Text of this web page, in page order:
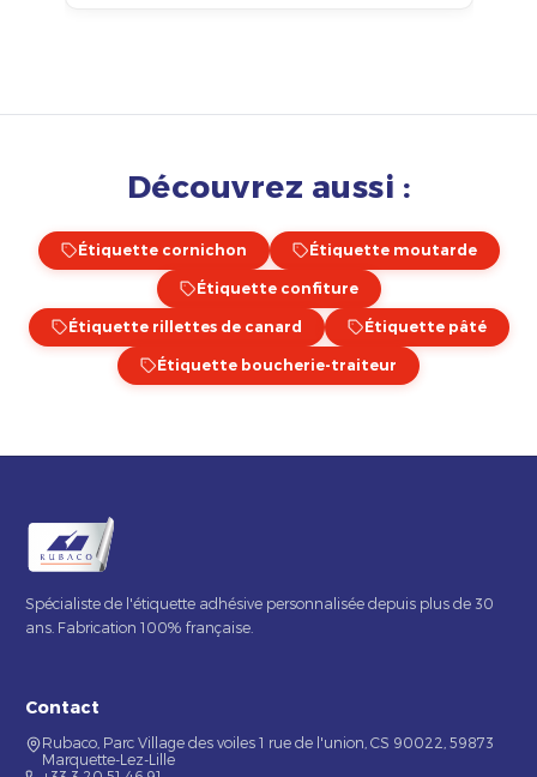
Découvrez aussi :
Étiquette cornichon Étiquette moutarde
Étiquette confiture
Étiquette rillettes de canard Étiquette pâté
Étiquette boucherie-traiteur
Spécialiste de l'étiquette adhésive personnalisée depuis plus de 30
ans. Fabrication 100% française.
Contact
Rubaco, Parc Village des voiles 1 rue de l'union, CS 90022, 59873
Marquette-Lez-Lille